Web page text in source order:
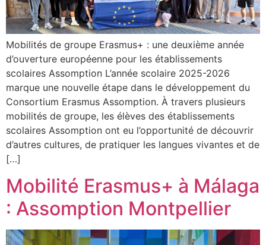
Mobilités de groupe Erasmus+ : une deuxième année
d’ouverture européenne pour les établissements
scolaires Assomption L’année scolaire 2025-2026
marque une nouvelle étape dans le développement du
Consortium Erasmus Assomption. À travers plusieurs
mobilités de groupe, les élèves des établissements
scolaires Assomption ont eu l’opportunité de découvrir
d’autres cultures, de pratiquer les langues vivantes et de
[…]
Mobilité Erasmus+ à Málaga
: Assomption Montpellier